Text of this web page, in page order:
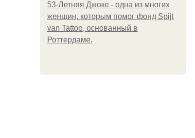
53-Летняя Джоке - одна из многих
женщин, которым помог фонд Spijt
van Tattoo, основанный в
Роттердаме.